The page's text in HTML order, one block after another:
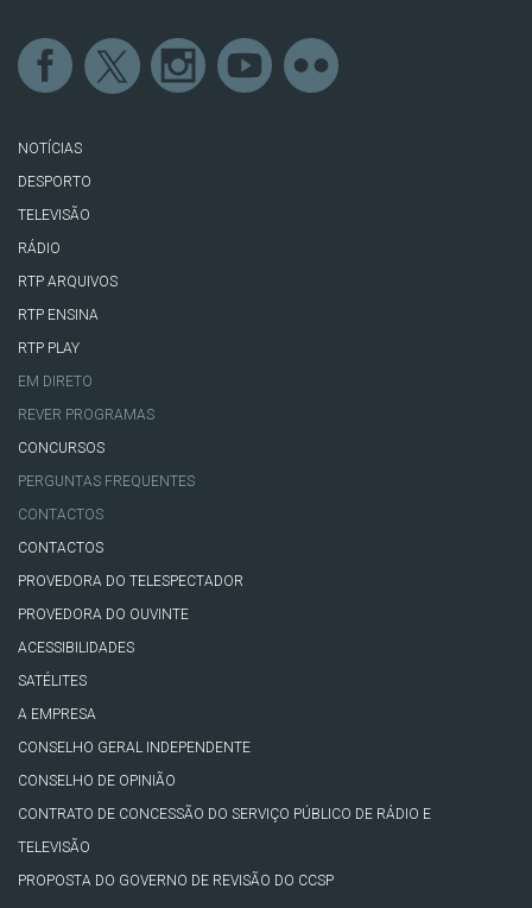
NOTÍCIAS
DESPORTO
TELEVISÃO
RÁDIO
RTP ARQUIVOS
RTP ENSINA
RTP PLAY
EM DIRETO
REVER PROGRAMAS
CONCURSOS
PERGUNTAS FREQUENTES
CONTACTOS
CONTACTOS
PROVEDORA DO TELESPECTADOR
PROVEDORA DO OUVINTE
ACESSIBILIDADES
SATÉLITES
A EMPRESA
CONSELHO GERAL INDEPENDENTE
CONSELHO DE OPINIÃO
CONTRATO DE CONCESSÃO DO SERVIÇO PÚBLICO DE RÁDIO E
TELEVISÃO
PROPOSTA DO GOVERNO DE REVISÃO DO CCSP